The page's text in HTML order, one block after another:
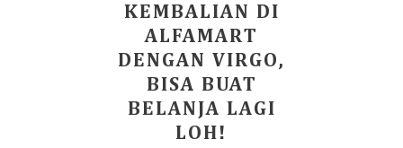
KEMBALIAN DI
ALFAMART
DENGAN VIRGO,
BISA BUAT
BELANJA LAGI
LOH!